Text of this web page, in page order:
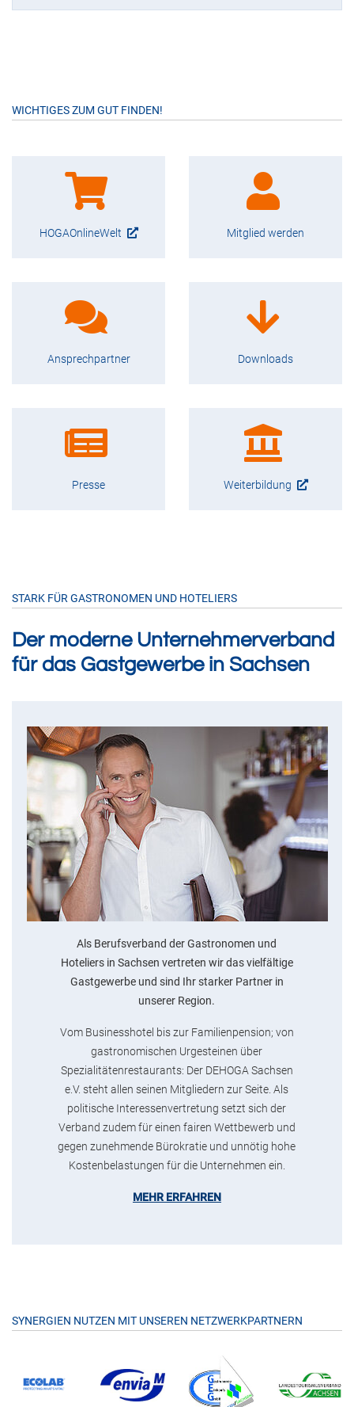
WICHTIGES ZUM GUT FINDEN!
HOGAOnlineWelt Mitglied werden
Ansprechpartner Downloads
Presse Weiterbildung
STARK FÜR GASTRONOMEN UND HOTELIERS
Der moderne Unternehmerverband
für das Gastgewerbe in Sachsen
Als Berufsverband der Gastronomen und
Hoteliers in Sachsen vertreten wir das vielfältige
Gastgewerbe und sind Ihr starker Partner in
unserer Region.
Vom Businesshotel bis zur Familienpension; von
gastronomischen Urgesteinen über
Spezialitätenrestaurants: Der DEHOGA Sachsen
e.V. steht allen seinen Mitgliedern zur Seite. Als
politische Interessenvertretung setzt sich der
Verband zudem für einen fairen Wettbewerb und
gegen zunehmende Bürokratie und unnötig hohe
Kostenbelastungen für die Unternehmen ein.
MEHR ERFAHREN
SYNERGIEN NUTZEN MIT UNSEREN NETZWERKPARTNERN